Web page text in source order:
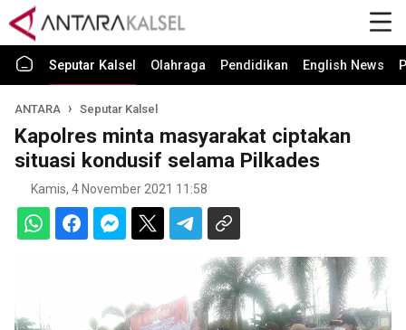
Seputar Kalsel Olahraga Pendidikan English News
ANTARA Seputar Kalsel
Kapolres minta masyarakat ciptakan
situasi kondusif selama Pilkades
Kamis, 4 November 2021 11:58